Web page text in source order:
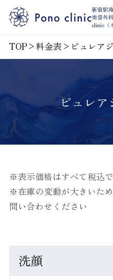
新宿駅
美容外
clinic（
TOP>料金表 > ピュレア
ピュレア
※表示価格はすべて税込で
※在庫の変動が大きいた
問い合わせください
洗顔